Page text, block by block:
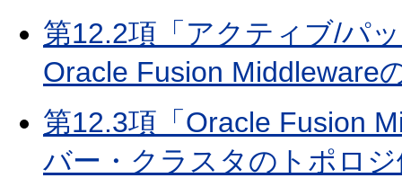
第12.2項「アクティブ/パ
Oracle Fusion Middleware
第12.3項「Oracle Fusion
バー・クラスタのトポロ